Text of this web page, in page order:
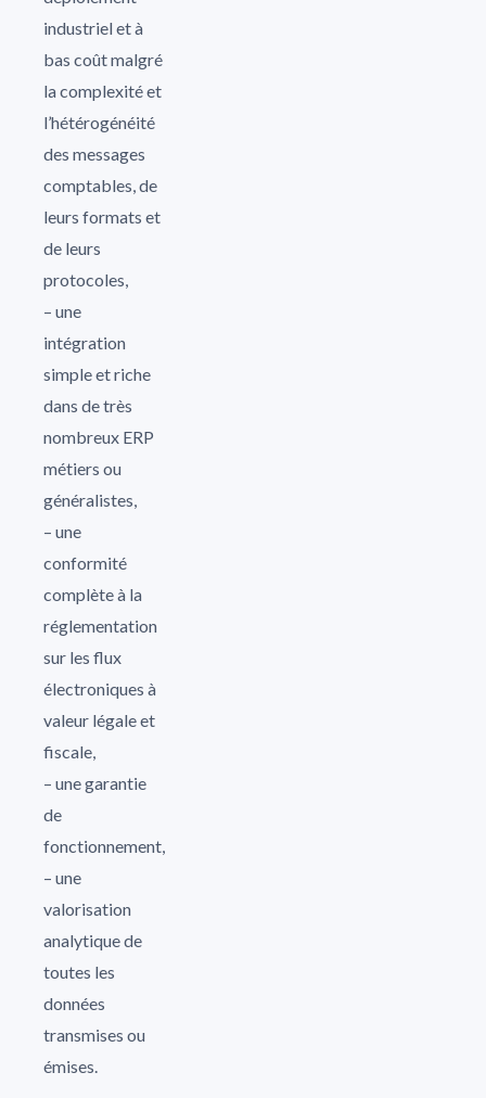
industriel et à
bas coût malgré
la complexité et
l’hétérogénéité
des messages
comptables, de
leurs formats et
de leurs
protocoles,
– une
intégration
simple et riche
dans de très
nombreux ERP
métiers ou
généralistes,
– une
conformité
complète à la
réglementation
sur les flux
électroniques à
valeur légale et
fiscale,
– une garantie
de
fonctionnement,
– une
valorisation
analytique de
toutes les
données
transmises ou
émises.